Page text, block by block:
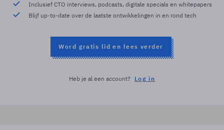
Inclusief CTO interviews, podcasts, digitale specials en whitepapers
Blijf up-to-date over de laatste ontwikkelingen in en rond tech
Word gratis lid en lees verder
Heb je al een account? Log in